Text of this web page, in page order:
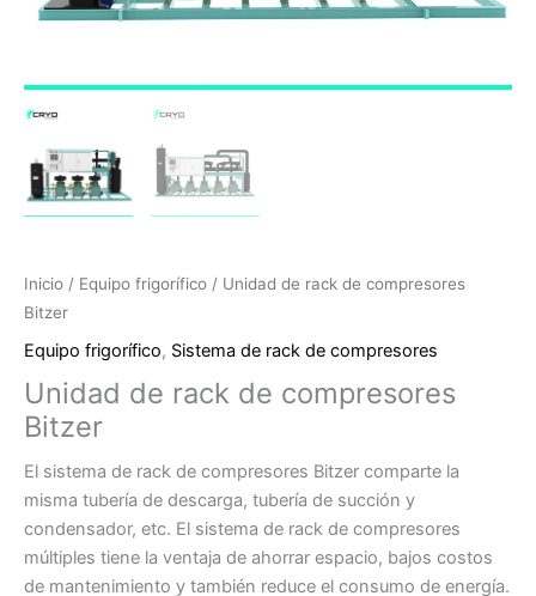
Inicio / Equipo frigorífico / Unidad de rack de compresores
Bitzer
Equipo frigorífico, Sistema de rack de compresores
Unidad de rack de compresores
Bitzer
El sistema de rack de compresores Bitzer comparte la
misma tubería de descarga, tubería de succión y
condensador, etc. El sistema de rack de compresores
múltiples tiene la ventaja de ahorrar espacio, bajos costos
de mantenimiento y también reduce el consumo de energía.